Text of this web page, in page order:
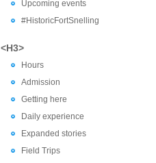
Upcoming events
#HistoricFortSnelling
<H3>
Hours
Admission
Getting here
Daily experience
Expanded stories
Field Trips